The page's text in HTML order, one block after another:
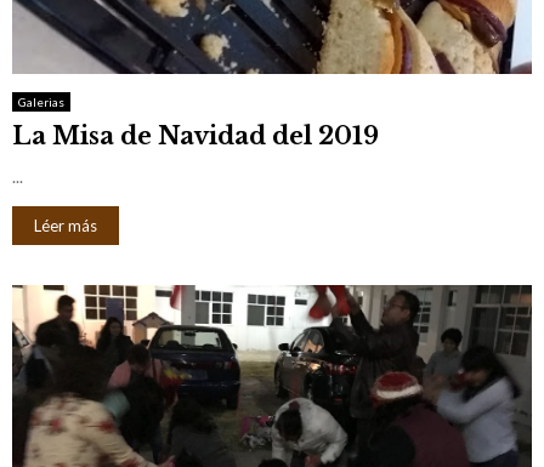
Galerias
La Misa de Navidad del 2019
...
Léer más